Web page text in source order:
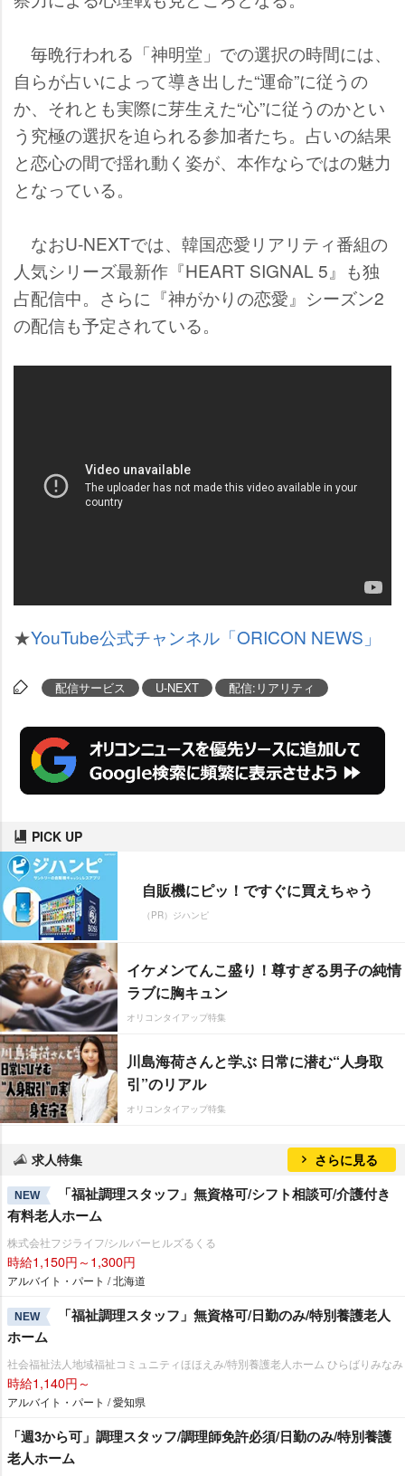
毎晩行われる「神明堂」での選択の時間には、
自らが占いによって導き出した“運命”に従うの
か、それとも実際に芽生えた“心”に従うのかとい
う究極の選択を迫られる参加者たち。占いの結果
と恋心の間で揺れ動く姿が、本作ならではの魅力
となっている。
なおU-NEXTでは、韓国恋愛リアリティ番組の
人気シリーズ最新作『HEART SIGNAL 5』も独
占配信中。さらに『神がかりの恋愛』シーズン2
の配信も予定されている。
★YouTube公式チャンネル「ORICON NEWS」
配信サービス U-NEXT 配信:リアリティ
PICK UP
自販機にピッ！ですぐに買えちゃう
（PR）ジハンピ
イケメンてんこ盛り！尊すぎる男子の純情
ラブに胸キュン
オリコンタイアップ特集
川島海荷さんと学ぶ 日常に潜む“人身取
引”のリアル
オリコンタイアップ特集
求人特集 さらに見る
NEW
「福祉調理スタッフ」無資格可/シフト相談可/介護付き
有料老人ホーム
株式会社フジライフ/シルバーヒルズるくる
時給1,150円～1,300円
アルバイト・パート / 北海道
NEW
「福祉調理スタッフ」無資格可/日勤のみ/特別養護老人
ホーム
社会福祉法人地域福祉コミュニティほほえみ/特別養護老人ホーム ひらばりみなみ
時給1,140円～
アルバイト・パート / 愛知県
「週3から可」調理スタッフ/調理師免許必須/日勤のみ/特別養護
老人ホーム